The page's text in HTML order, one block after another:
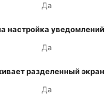
Да
настройка уведомлений
Да
разделенный экран
Да